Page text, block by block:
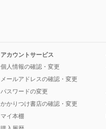
アカウントサービス
個人情報の確認・変更
メールアドレスの確認・変更
パスワードの変更
かかりつけ書店の確認・変更
マイ本棚